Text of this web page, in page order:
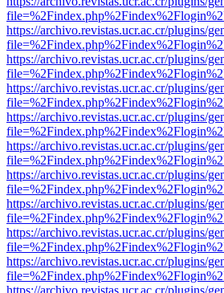
https://archivo.revistas.ucr.ac.cr/plugins/
https://archivo.revistas.ucr.ac.cr/plugins/
https://archivo.revistas.ucr.ac.cr/plugins/
https://archivo.revistas.ucr.ac.cr/plugins/
https://archivo.revistas.ucr.ac.cr/plugins/
https://archivo.revistas.ucr.ac.cr/plugins/
https://archivo.revistas.ucr.ac.cr/plugins/
https://archivo.revistas.ucr.ac.cr/plugins/
https://archivo.revistas.ucr.ac.cr/plugins/
https://archivo.revistas.ucr.ac.cr/plugins/